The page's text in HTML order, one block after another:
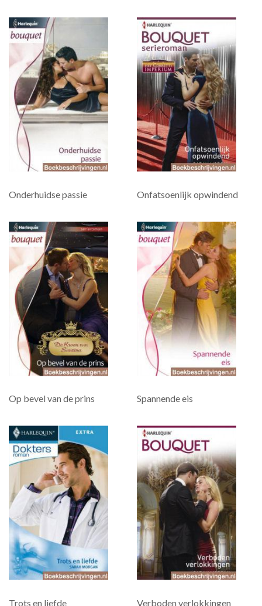
Onderhuidse passie Onfatsoenlijk opwindend
Op bevel van de prins Spannende eis
Trots en liefde Verboden verlokkingen